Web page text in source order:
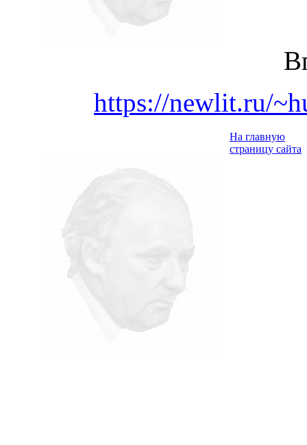
https://newlit.ru/
На главную
страницу сайта